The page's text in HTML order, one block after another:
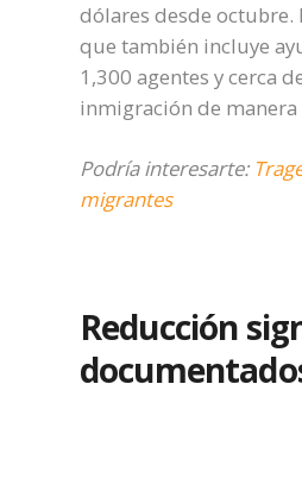
dólares desde octubre.
que también incluye
1,300 agentes y cerca
inmigración de
Podría interesarte:
migrantes
Reducción